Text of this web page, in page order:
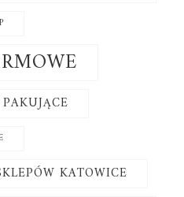
KATOWICE